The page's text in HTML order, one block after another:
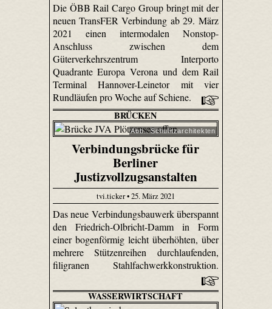
Die ÖBB Rail Cargo Group bringt mit der
neuen TransFER Verbindung ab 29. März
2021 einen intermodalen Nonstop-
Anschluss zwischen dem
Güterverkehrszentrum Interporto
Quadrante Europa Verona und dem Rail
Terminal Hannover-Leinetor mit vier
Rundläufen pro Woche auf Schiene.
BRÜCKEN
Abb.: Schulitzarchitekten
Verbindungsbrücke für
Berliner
Justizvollzugsanstalten
tvi.ticker • 25. März 2021
Das neue Verbindungsbauwerk überspannt
den Friedrich-Olbricht-Damm in Form
einer bogenförmig leicht überhöhten, über
mehrere Stützenreihen durchlaufenden,
filigranen Stahlfachwerkkonstruktion.
WASSERWIRTSCHAFT